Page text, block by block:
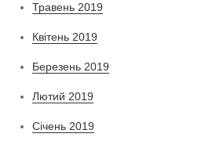
Травень 2019
Квітень 2019
Березень 2019
Лютий 2019
Січень 2019